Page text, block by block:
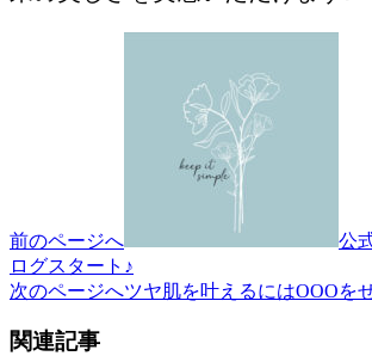
ー
シ
前のページへ
公
ログスタート♪
次のページへツヤ肌を叶えるにはOOOを
関連記事